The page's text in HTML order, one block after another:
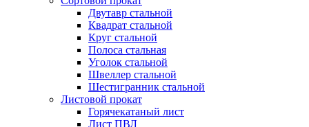
Двутавр стальной
Квадрат стальной
Круг стальной
Полоса стальная
Уголок стальной
Швеллер стальной
Шестигранник стальной
Листовой прокат
Горячекатаный лист
Лист ПВЛ